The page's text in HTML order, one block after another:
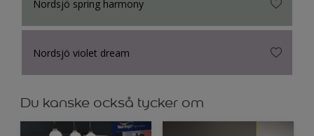
Nordsjö spring harmony
Nordsjö violet dream
Du kanske också tycker om